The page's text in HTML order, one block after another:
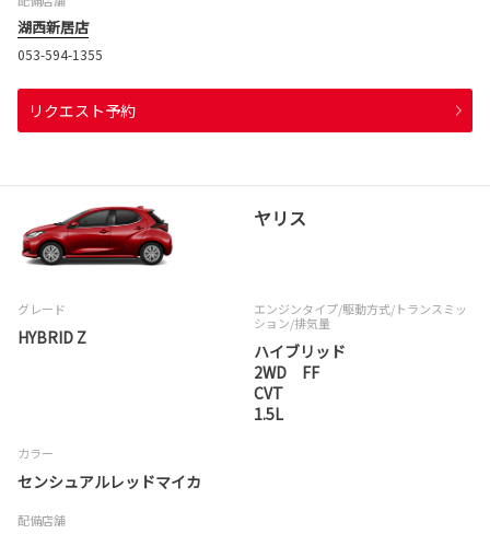
湖西新居店
053-594-1355
リクエスト予約
ヤリス
グレード
HYBRID Z
エンジンタイプ/駆動方式/トランスミッ
ション/排気量
ハイブリッド
2WD FF
CVT
1.5L
カラー
センシュアルレッドマイカ
配備店舗